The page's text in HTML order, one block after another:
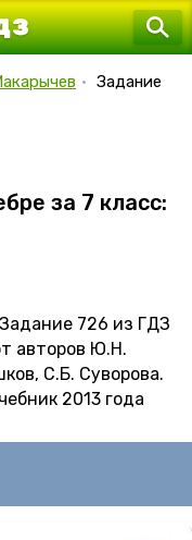
• Задание
за 7 класс:
726 из ГДЗ
авторов Ю.Н.
С.Б. Суворова.
2013 года